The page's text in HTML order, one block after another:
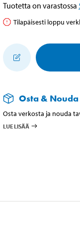
Tuotetta on varastossa
Tilapäisesti loppu
Osta & Nouda
Osta verkosta ja nouda
LUE LISÄÄ